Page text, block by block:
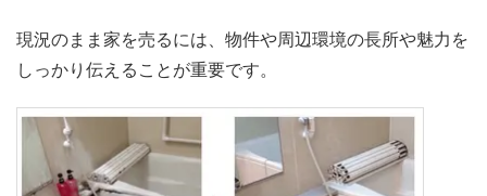
現況のまま家を売るには、物件や周辺環境の長所や魅力を
しっかり伝えることが重要です。